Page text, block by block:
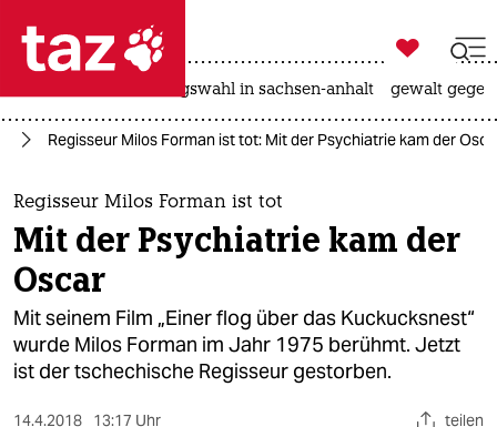
 taz zahl ich
taz zahl ich
themen
politik
öko
gesellschaft

taz zahl ich
landtagswahl in sachsen-anhalt gewalt
Regisseur Milos Forman ist tot: Mit der Psychiatrie kam der
Regisseur Milos Forman ist tot
Mit der Psychiatrie kam der
Oscar
Mit seinem Film „Einer flog über das Kuckucksnest“
wurde Milos Forman im Jahr 1975 berühmt. Jetzt
ist der tschechische Regisseur gestorben.
14.4.2018 13:17 Uhr teilen